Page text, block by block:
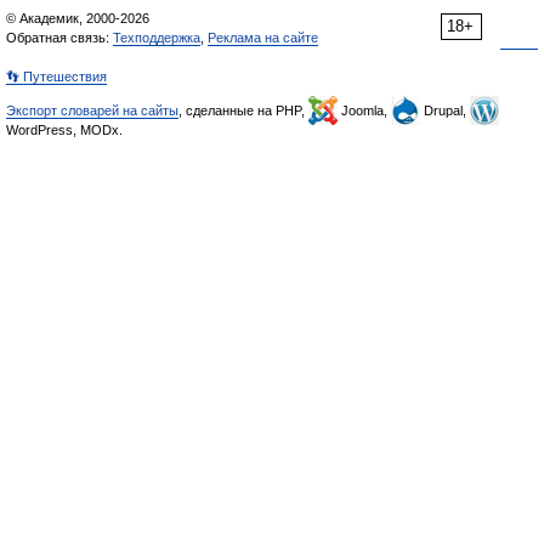
18+
© Академик, 2000-2026
Обратная связь: Техподдержка Реклама на сайте
👣 Путешествия
Экспорт словарей на сайты , сделанные на PHP, Joomla,
Drupal,
WordPress, MODx.